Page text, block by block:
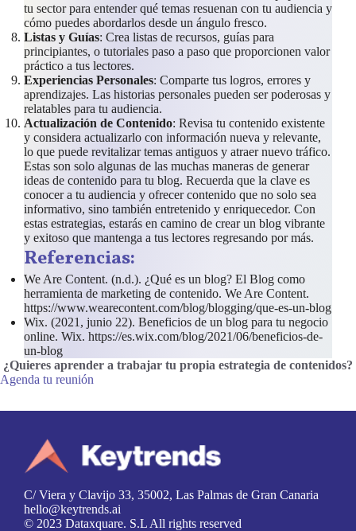
tu sector para entender qué temas resuenan con tu audiencia y
cómo puedes abordarlos desde un ángulo fresco.
Listas y Guías: Crea listas de recursos, guías para
principiantes, o tutoriales paso a paso que proporcionen valor
práctico a tus lectores.
Experiencias Personales: Comparte tus logros, errores y
aprendizajes. Las historias personales pueden ser poderosas y
relatables para tu audiencia.
Actualización de Contenido: Revisa tu contenido existente
y considera actualizarlo con información nueva y relevante,
lo que puede revitalizar temas antiguos y atraer nuevo tráfico.
Estas son solo algunas de las muchas maneras de generar
ideas de contenido para tu blog. Recuerda que la clave es
conocer a tu audiencia y ofrecer contenido que no solo sea
informativo, sino también entretenido y enriquecedor. Con
estas estrategias, estarás en camino de crear un blog vibrante
y exitoso que mantenga a tus lectores regresando por más.
Referencias:
We Are Content. (n.d.). ¿Qué es un blog? El Blog como
herramienta de marketing de contenido. We Are Content.
https://www.wearecontent.com/blog/blogging/que-es-un-blog
Wix. (2021, junio 22). Beneficios de un blog para tu negocio
online. Wix. https://es.wix.com/blog/2021/06/beneficios-de-
un-blog
¿Quieres aprender a trabajar tu propia estrategia de contenidos?
Agenda tu reunión
C/ Viera y Clavijo 33, 35002, Las Palmas de Gran Canaria
hello@keytrends.ai
© 2023 Dataxquare. S.L All rights reserved